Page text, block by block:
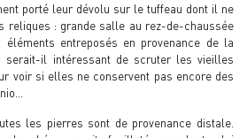
porté leur dévolu sur le tuffeau dont il ne
reliques : grande salle au rez-de-chaussée
entreposés en provenance de la
serait-il intéressant de scruter les vieilles
voir si elles ne conservent pas encore des
les pierres sont de provenance distale.